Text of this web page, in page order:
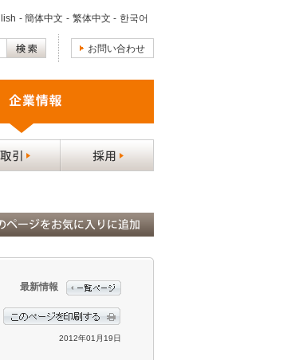
- 簡体中文 - 繁体中文 - 한국어
お問い合わせ
最新情報
2012年01月19日